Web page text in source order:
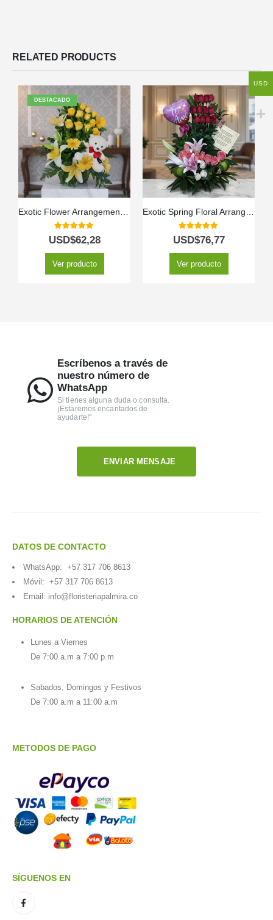
RELATED PRODUCTS
DESTACADO
5.00 out of 5
USD$62,28
Ver producto
5.00 out of 5
USD$76,77
Ver producto
Escríbenos a través de
nuestro número de
WhatsApp
Si tienes alguna duda o consulta.
¡Estaremos encantados de
ayudarte!"
ENVIAR MENSAJE
DATOS DE CONTACTO
WhatsApp: +57 317 706 8613
Móvil: +57 317 706 8613
Email: info@floristeriapalmira.co
HORARIOS DE ATENCIÓN
Lunes a Viernes
De 7:00 a.m a 7:00 p.m
Sabados, Domingos y Festivos
De 7:00 a.m a 11:00 a.m
METODOS DE PAGO
SÍGUENOS EN
USD